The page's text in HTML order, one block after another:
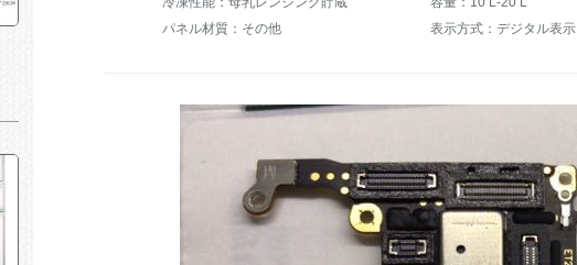
パネル材質：その他
表示方式：デジタル表示